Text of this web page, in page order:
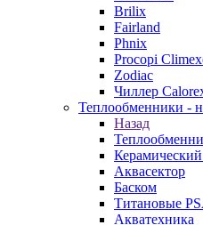
Brilix
Fairland
Phnix
Procopi
Zodiac
Чиллер
Теплообменники -
Назад
Аквасектор
Баском
Титановые
Акватехника